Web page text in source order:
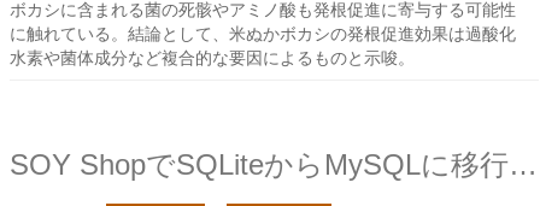
ボカシに含まれる菌の死骸やアミノ酸も発根促進に寄与する可能性
に触れている。結論として、米ぬかボカシの発根促進効果は過酸化
水素や菌体成分など複合的な要因によるものと示唆。
SOY ShopでSQLiteからMySQLに移行するプラグインを作成しました